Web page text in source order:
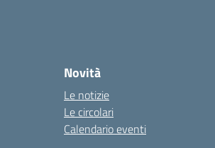
Novità
Le notizie
Le circolari
Calendario eventi